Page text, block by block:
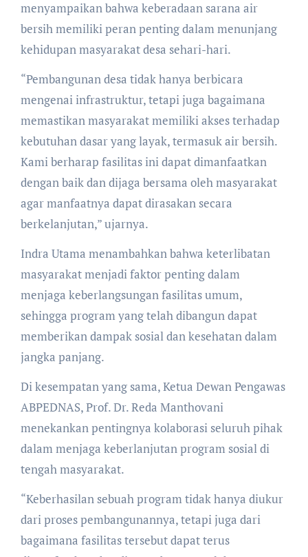
menyampaikan bahwa keberadaan sarana air
bersih memiliki peran penting dalam menunjang
kehidupan masyarakat desa sehari-hari.
“Pembangunan desa tidak hanya berbicara
mengenai infrastruktur, tetapi juga bagaimana
memastikan masyarakat memiliki akses terhadap
kebutuhan dasar yang layak, termasuk air bersih.
Kami berharap fasilitas ini dapat dimanfaatkan
dengan baik dan dijaga bersama oleh masyarakat
agar manfaatnya dapat dirasakan secara
berkelanjutan,” ujarnya.
Indra Utama menambahkan bahwa keterlibatan
masyarakat menjadi faktor penting dalam
menjaga keberlangsungan fasilitas umum,
sehingga program yang telah dibangun dapat
memberikan dampak sosial dan kesehatan dalam
jangka panjang.
Di kesempatan yang sama, Ketua Dewan Pengawas
ABPEDNAS, Prof. Dr. Reda Manthovani
menekankan pentingnya kolaborasi seluruh pihak
dalam menjaga keberlanjutan program sosial di
tengah masyarakat.
“Keberhasilan sebuah program tidak hanya diukur
dari proses pembangunannya, tetapi juga dari
bagaimana fasilitas tersebut dapat terus